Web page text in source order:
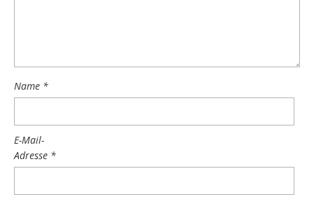
Name *
E-Mail-
Adresse *